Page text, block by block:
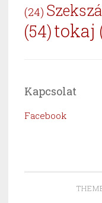
(24)
(54)tokaj
Kapcsolat
Facebook